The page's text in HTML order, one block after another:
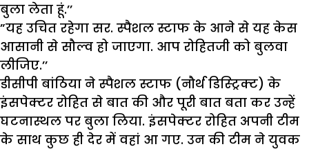
बुला लेता हूं.’’
”यह उचित रहेगा सर. स्पैशल स्टाफ के आने से यह केस
आसानी से सौल्व हो जाएगा. आप रोहितजी को बुलवा
लीजिए.’’
डीसीपी बांठिया ने स्पैशल स्टाफ (नौर्थ डिस्ट्रिक्ट) के
इंसपेक्टर रोहित से बात की और पूरी बात बता कर उन्हें
घटनास्थल पर बुला लिया. इंसपेक्टर रोहित अपनी टीम
के साथ कुछ ही देर में वहां आ गए. उन की टीम ने युवक